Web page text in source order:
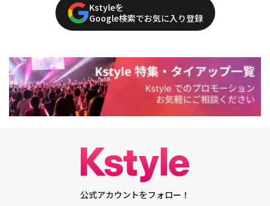
Kstyleを
Google検索でお気に入り登録
公式アカウントをフォロー！